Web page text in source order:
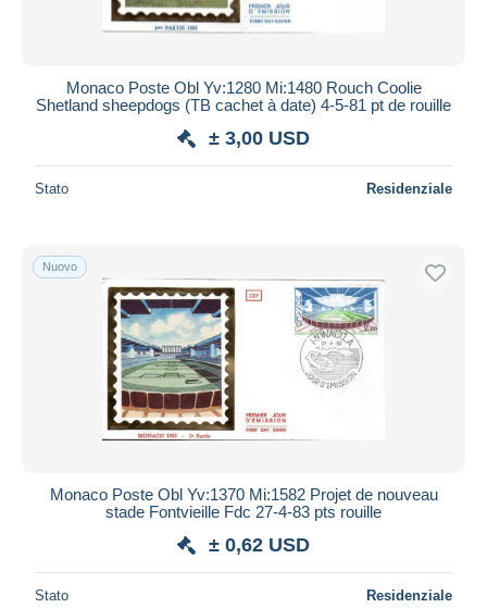
Monaco Poste Obl Yv:1280 Mi:1480 Rouch Coolie
Shetland sheepdogs (TB cachet à date) 4-5-81 pt de rouille
± 3,00 USD
Stato Residenziale
Nuovo
Monaco Poste Obl Yv:1370 Mi:1582 Projet de nouveau
stade Fontvieille Fdc 27-4-83 pts rouille
± 0,62 USD
Stato Residenziale